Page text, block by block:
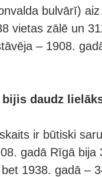
bulvārī)
vietas zālē un
– 1908.
daudz
ir būtiski
gadā Rīgā bija
1938. gadā –